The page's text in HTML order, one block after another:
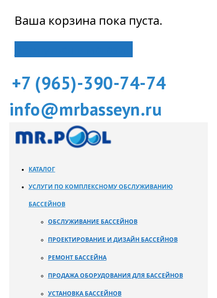
Ваша корзина пока пуста.
+7 (965)-390-74-74
info@mrbasseyn.ru
КАТАЛОГ
УСЛУГИ ПО КОМПЛЕКСНОМУ ОБСЛУЖИВАНИЮ
БАССЕЙНОВ
ОБСЛУЖИВАНИЕ БАССЕЙНОВ
ПРОЕКТИРОВАНИЕ И ДИЗАЙН БАССЕЙНОВ
РЕМОНТ БАССЕЙНА
ПРОДАЖА ОБОРУДОВАНИЯ ДЛЯ БАССЕЙНОВ
УСТАНОВКА БАССЕЙНОВ